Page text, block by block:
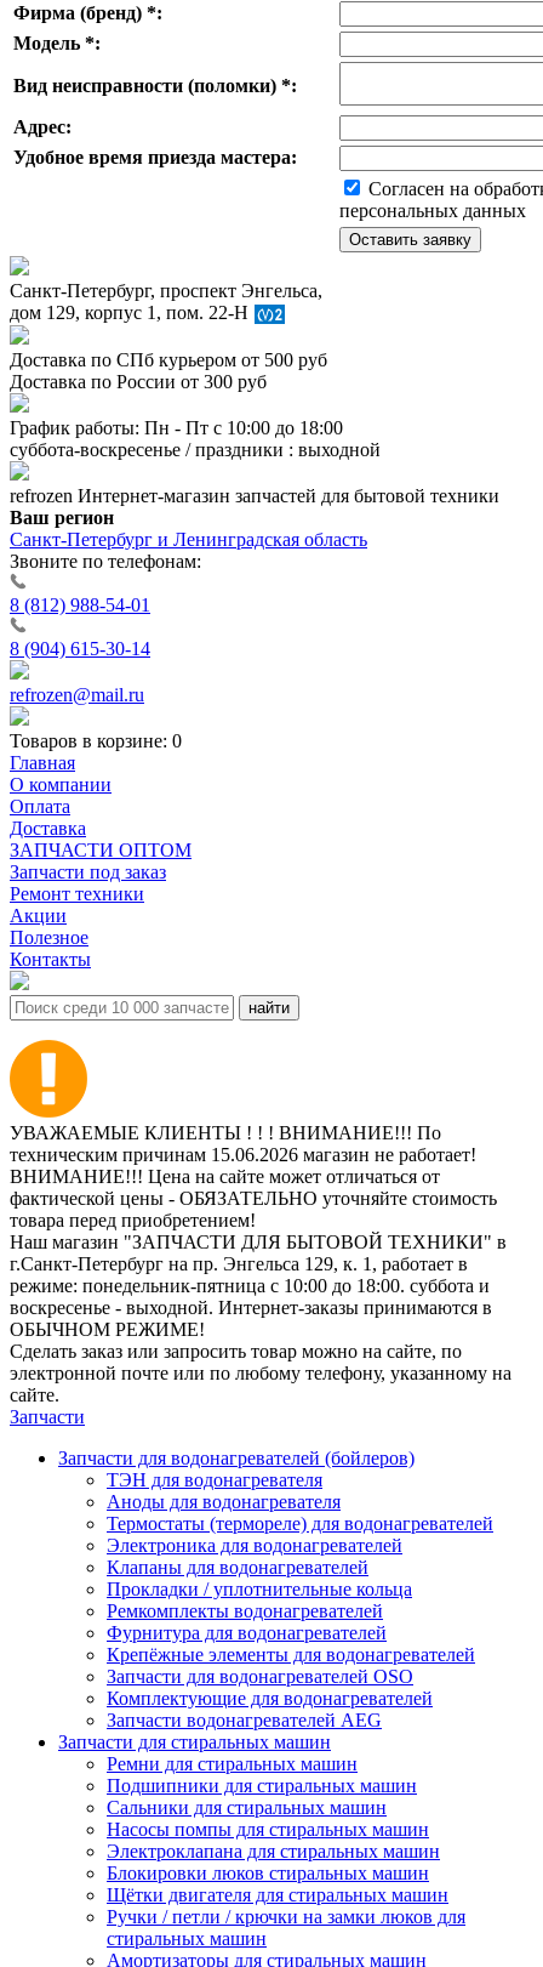
Фирма (бренд) *:
Модель *:
Вид неисправности (поломки) *:
Адрес:
Удобное время приезда мастера:
Согласен на
персональных данных
Санкт-Петербург, проспект Энгельса,
дом 129, корпус 1, пом. 22-Н
Доставка по СПб курьером от 500 руб
Доставка по России от 300 руб
График работы: Пн - Пт с 10:00 до 18:00
суббота-воскресенье / праздники : выходной
refrozen Интернет-магазин запчастей для бытовой техники
Ваш регион
Санкт-Петербург и Ленинградская область
Звоните по телефонам:
8 (812) 988-54-01
8 (904) 615-30-14
refrozen@mail.ru
Товаров в корзине: 0
Главная
О компании
Оплата
Доставка
ЗАПЧАСТИ ОПТОМ
Запчасти под заказ
Ремонт техники
Акции
Полезное
Контакты
УВАЖАЕМЫЕ КЛИЕНТЫ ! ! ! ВНИМАНИЕ!!! По
техническим причинам 15.06.2026 магазин не работает!
ВНИМАНИЕ!!! Цена на сайте может отличаться от
фактической цены - ОБЯЗАТЕЛЬНО уточняйте стоимость
товара перед приобретением!
Наш магазин "ЗАПЧАСТИ ДЛЯ БЫТОВОЙ ТЕХНИКИ" в
г.Санкт-Петербург на пр. Энгельса 129, к. 1, работает в
режиме: понедельник-пятница с 10:00 до 18:00. суббота и
воскресенье - выходной. Интернет-заказы принимаются в
ОБЫЧНОМ РЕЖИМЕ!
Сделать заказ или запросить товар можно на сайте, по
электронной почте или по любому телефону, указанному на
сайте.
Запчасти
Запчасти для водонагревателей (бойлеров)
ТЭН для водонагревателя
Аноды для водонагревателя
Термостаты (термореле) для водонагревателей
Электроника для водонагревателей
Клапаны для водонагревателей
Прокладки / уплотнительные кольца
Ремкомплекты водонагревателей
Фурнитура для водонагревателей
Крепёжные элементы для водонагревателей
Запчасти для водонагревателей OSO
Комплектующие для водонагревателей
Запчасти водонагревателей AEG
Запчасти для стиральных машин
Ремни для стиральных машин
Подшипники для стиральных машин
Сальники для стиральных машин
Насосы помпы для стиральных машин
Электроклапана для стиральных машин
Блокировки люков стиральных машин
Щётки двигателя для стиральных машин
Ручки / петли / крючки на замки люков для
стиральных машин
Амортизаторы для стиральных машин